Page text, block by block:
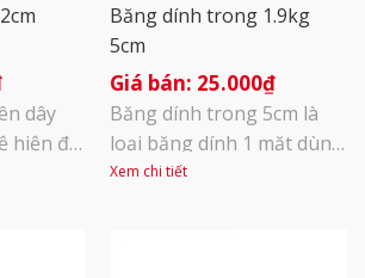
dây
hiện đại
Băng dính trong 1.9kg
5cm
25.000₫
Băng dính trong 5cm là
loại băng dính 1 mặt dùng
để dán thùng, đóng gói
Xem chi tiết